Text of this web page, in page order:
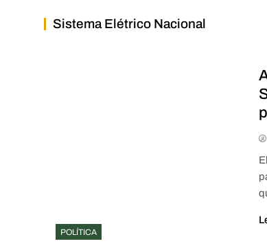
Sistema Elétrico Nacional
POLÍTICA